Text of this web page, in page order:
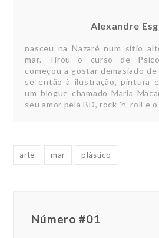
Alexandre
nasceu na Nazaré num sítio
mar. Tirou o curso de
começou a gostar demasiado
se então à ilustração, pintura
um blogue chamado Maria
seu amor pela BD, rock 'n' roll e o
arte mar plástico
Número #01